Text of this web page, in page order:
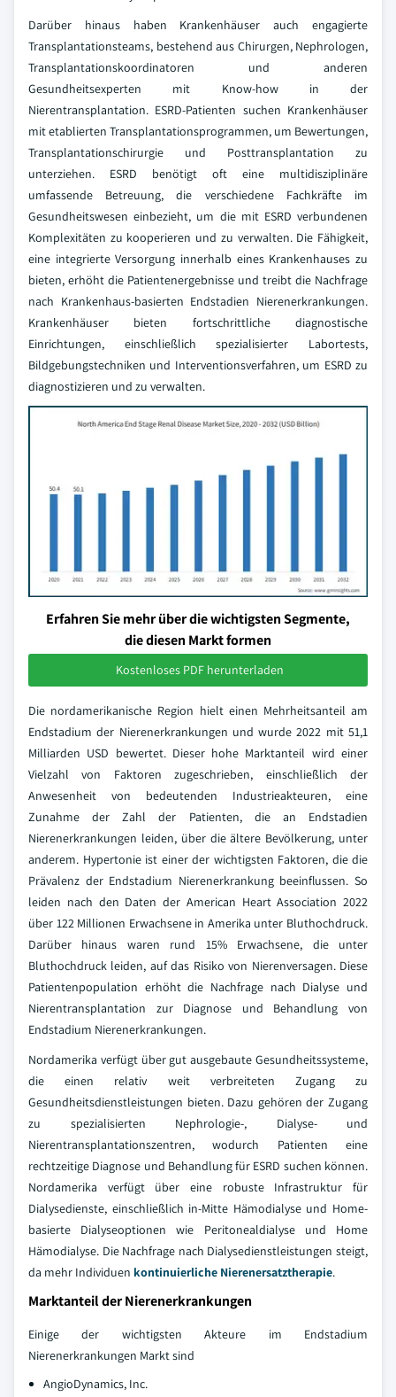
Darüber hinaus haben Krankenhäuser auch engagierte
Transplantationsteams, bestehend aus Chirurgen, Nephrologen,
Transplantationskoordinatoren und anderen
Gesundheitsexperten mit Know-how in der
Nierentransplantation. ESRD-Patienten suchen Krankenhäuser
mit etablierten Transplantationsprogrammen, um Bewertungen,
Transplantationschirurgie und Posttransplantation zu
unterziehen. ESRD benötigt oft eine multidisziplinäre
umfassende Betreuung, die verschiedene Fachkräfte im
Gesundheitswesen einbezieht, um die mit ESRD verbundenen
Komplexitäten zu kooperieren und zu verwalten. Die Fähigkeit,
eine integrierte Versorgung innerhalb eines Krankenhauses zu
bieten, erhöht die Patientenergebnisse und treibt die Nachfrage
nach Krankenhaus-basierten Endstadien Nierenerkrankungen.
Krankenhäuser bieten fortschrittliche diagnostische
Einrichtungen, einschließlich spezialisierter Labortests,
Bildgebungstechniken und Interventionsverfahren, um ESRD zu
diagnostizieren und zu verwalten.
Erfahren Sie mehr über die wichtigsten Segmente,
die diesen Markt formen
Kostenloses PDF herunterladen
Die nordamerikanische Region hielt einen Mehrheitsanteil am
Endstadium der Nierenerkrankungen und wurde 2022 mit 51,1
Milliarden USD bewertet. Dieser hohe Marktanteil wird einer
Vielzahl von Faktoren zugeschrieben, einschließlich der
Anwesenheit von bedeutenden Industrieakteuren, eine
Zunahme der Zahl der Patienten, die an Endstadien
Nierenerkrankungen leiden, über die ältere Bevölkerung, unter
anderem. Hypertonie ist einer der wichtigsten Faktoren, die die
Prävalenz der Endstadium Nierenerkrankung beeinflussen. So
leiden nach den Daten der American Heart Association 2022
über 122 Millionen Erwachsene in Amerika unter Bluthochdruck.
Darüber hinaus waren rund 15% Erwachsene, die unter
Bluthochdruck leiden, auf das Risiko von Nierenversagen. Diese
Patientenpopulation erhöht die Nachfrage nach Dialyse und
Nierentransplantation zur Diagnose und Behandlung von
Endstadium Nierenerkrankungen.
Nordamerika verfügt über gut ausgebaute Gesundheitssysteme,
die einen relativ weit verbreiteten Zugang zu
Gesundheitsdienstleistungen bieten. Dazu gehören der Zugang
zu spezialisierten Nephrologie-, Dialyse- und
Nierentransplantationszentren, wodurch Patienten eine
rechtzeitige Diagnose und Behandlung für ESRD suchen können.
Nordamerika verfügt über eine robuste Infrastruktur für
Dialysedienste, einschließlich in-Mitte Hämodialyse und Home-
basierte Dialyseoptionen wie Peritonealdialyse und Home
Hämodialyse. Die Nachfrage nach Dialysedienstleistungen steigt,
da mehr Individuen kontinuierliche Nierenersatztherapie.
Marktanteil der Nierenerkrankungen
Einige der wichtigsten Akteure im Endstadium
Nierenerkrankungen Markt sind
AngioDynamics, Inc.